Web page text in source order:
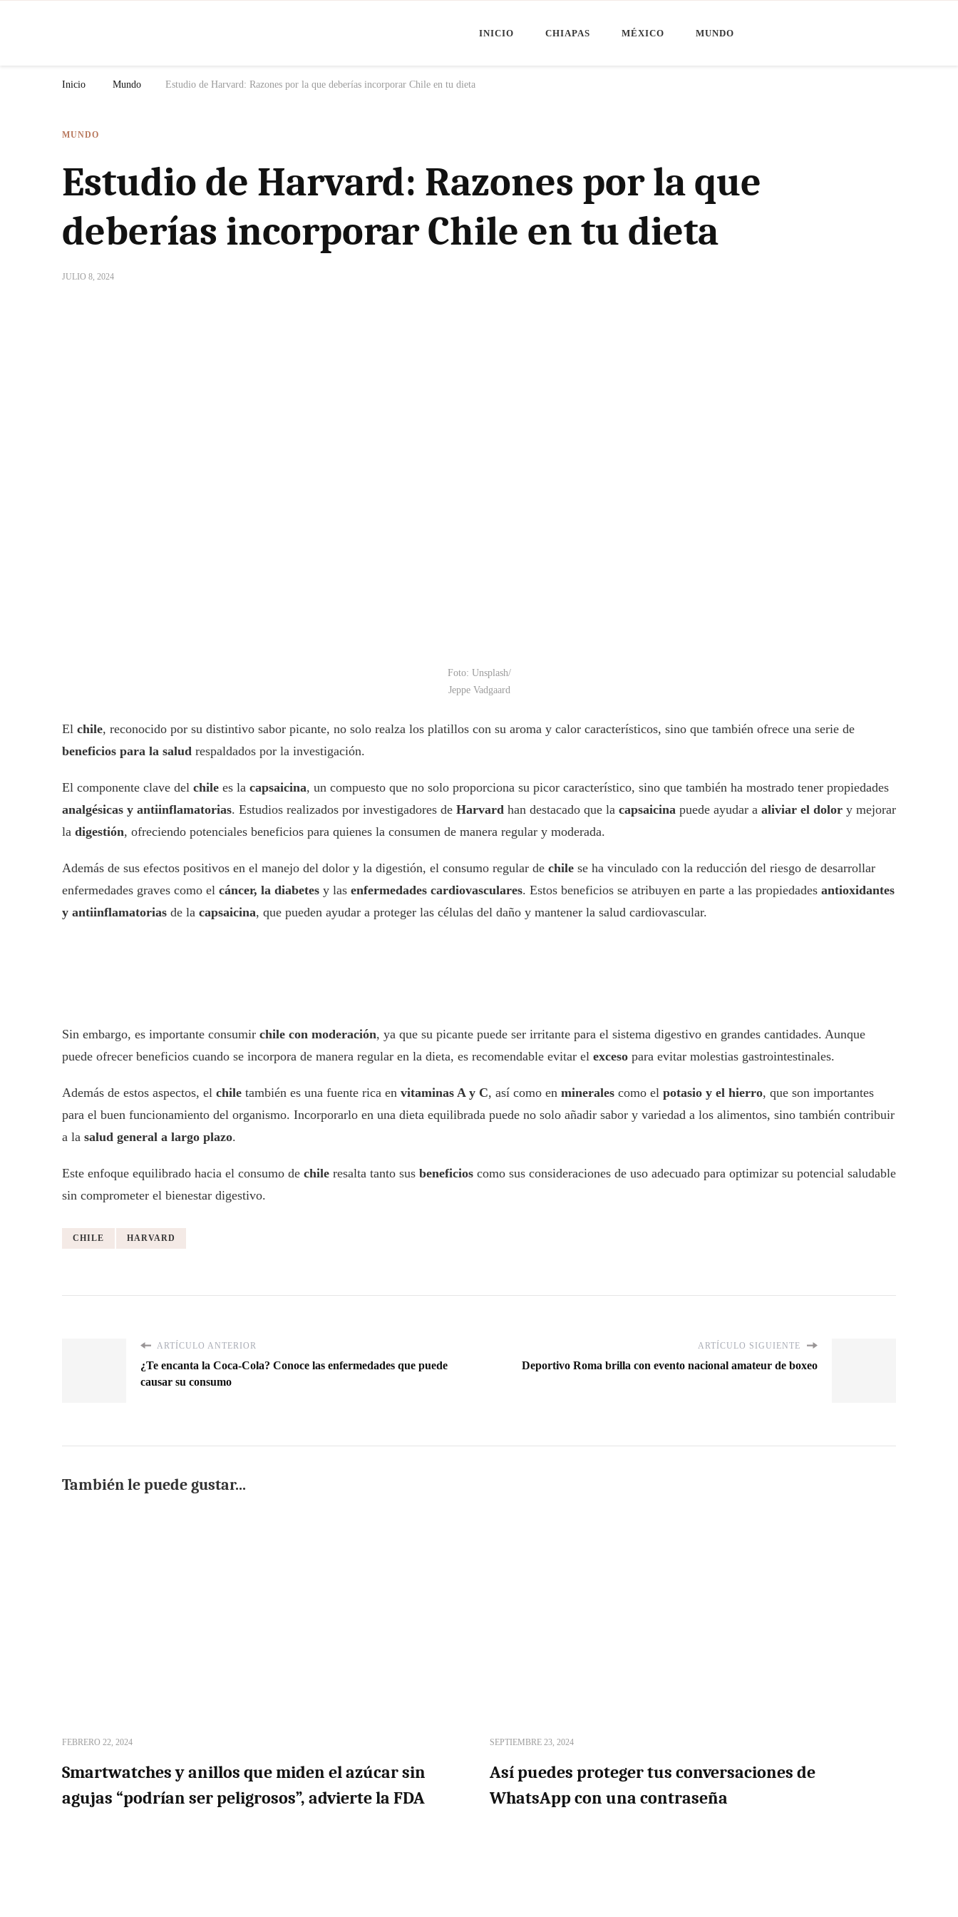
INICIO CHIAPAS MÉXICO MUNDO
Inicio Mundo Estudio de Harvard: Razones por la que deberías incorporar Chile en tu dieta
MUNDO
Estudio de Harvard: Razones por la que
deberías incorporar Chile en tu dieta
JULIO 8, 2024
Foto: Unsplash/
Jeppe Vadgaard
El chile, reconocido por su distintivo sabor picante, no solo realza los platillos con su aroma y calor característicos, sino que también ofrece una serie de
beneficios para la salud respaldados por la investigación.
El componente clave del chile es la capsaicina, un compuesto que no solo proporciona su picor característico, sino que también ha mostrado tener propiedades
analgésicas y antiinflamatorias. Estudios realizados por investigadores de Harvard han destacado que la capsaicina puede ayudar a aliviar el dolor y mejorar
la digestión, ofreciendo potenciales beneficios para quienes la consumen de manera regular y moderada.
Además de sus efectos positivos en el manejo del dolor y la digestión, el consumo regular de chile se ha vinculado con la reducción del riesgo de desarrollar
enfermedades graves como el cáncer, la diabetes y las enfermedades cardiovasculares. Estos beneficios se atribuyen en parte a las propiedades antioxidantes
y antiinflamatorias de la capsaicina, que pueden ayudar a proteger las células del daño y mantener la salud cardiovascular.
Sin embargo, es importante consumir chile con moderación, ya que su picante puede ser irritante para el sistema digestivo en grandes cantidades. Aunque
puede ofrecer beneficios cuando se incorpora de manera regular en la dieta, es recomendable evitar el exceso para evitar molestias gastrointestinales.
Además de estos aspectos, el chile también es una fuente rica en vitaminas A y C, así como en minerales como el potasio y el hierro, que son importantes
para el buen funcionamiento del organismo. Incorporarlo en una dieta equilibrada puede no solo añadir sabor y variedad a los alimentos, sino también contribuir
a la salud general a largo plazo.
Este enfoque equilibrado hacia el consumo de chile resalta tanto sus beneficios como sus consideraciones de uso adecuado para optimizar su potencial saludable
sin comprometer el bienestar digestivo.
CHILE HARVARD
ARTÍCULO ANTERIOR
¿Te encanta la Coca-Cola? Conoce las enfermedades que puede
causar su consumo
ARTÍCULO SIGUIENTE
Deportivo Roma brilla con evento nacional amateur de boxeo
También le puede gustar...
FEBRERO 22, 2024
Smartwatches y anillos que miden el azúcar sin
agujas “podrían ser peligrosos”, advierte la FDA
SEPTIEMBRE 23, 2024
Así puedes proteger tus conversaciones de
WhatsApp con una contraseña